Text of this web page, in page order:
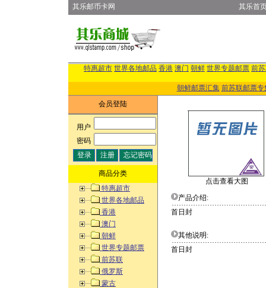
其乐邮币卡网 其乐首
特惠超市 世界各地邮品 香港 澳门 朝鲜 世界专题邮票 前
朝鲜邮票汇集 前苏联邮票专
会员登陆
用户:
密码:
商品分类
特惠超市
世界各地邮品
香港
澳门
朝鲜
世界专题邮票
前苏联
俄罗斯
蒙古
点击查看大图
产品介绍:
首日封
其他说明:
首日封